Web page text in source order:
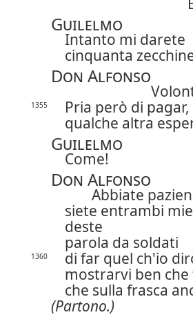
Guilelmo
Intanto mi darete
cinquanta
Don Alfonso
1355
Pria però di
qualche altra
Guilelmo
Come!
Don Alfonso
Abbiate
siete entrambi
deste
parola da soldati
1360
di far quel ch'io
mostrarvi ben
che sulla frasca
(Partono.)